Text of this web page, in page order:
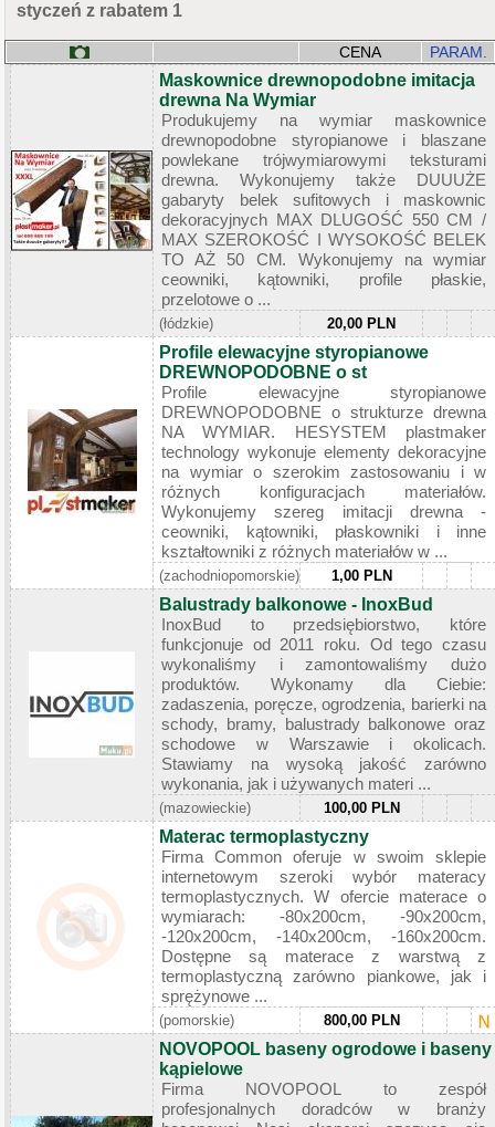
styczeń z rabatem 1
CENA PARAM.
Maskownice drewnopodobne imitacja
drewna Na Wymiar
Produkujemy na wymiar maskownice
drewnopodobne styropianowe i blaszane
powlekane trójwymiarowymi teksturami
drewna. Wykonujemy także DUUUŻE
gabaryty belek sufitowych i maskownic
dekoracyjnych MAX DLUGOŚĆ 550 CM /
MAX SZEROKOŚĆ I WYSOKOŚĆ BELEK
TO AŻ 50 CM. Wykonujemy na wymiar
ceowniki, kątowniki, profile płaskie,
przelotowe o ...
(łódzkie) 20,00 PLN
Profile elewacyjne styropianowe
DREWNOPODOBNE o st
Profile elewacyjne styropianowe
DREWNOPODOBNE o strukturze drewna
NA WYMIAR. HESYSTEM plastmaker
technology wykonuje elementy dekoracyjne
na wymiar o szerokim zastosowaniu i w
różnych konfiguracjach materiałów.
Wykonujemy szereg imitacji drewna -
ceowniki, kątowniki, płaskowniki i inne
kształtowniki z różnych materiałów w ...
(zachodniopomorskie) 1,00 PLN
Balustrady balkonowe - InoxBud
InoxBud to przedsiębiorstwo, które
funkcjonuje od 2011 roku. Od tego czasu
wykonaliśmy i zamontowaliśmy dużo
produktów. Wykonamy dla Ciebie:
zadaszenia, poręcze, ogrodzenia, barierki na
schody, bramy, balustrady balkonowe oraz
schodowe w Warszawie i okolicach.
Stawiamy na wysoką jakość zarówno
wykonania, jak i używanych materi ...
(mazowieckie) 100,00 PLN
Materac termoplastyczny
Firma Common oferuje w swoim sklepie
internetowym szeroki wybór materacy
termoplastycznych. W ofercie materace o
wymiarach: -80x200cm, -90x200cm,
-120x200cm, -140x200cm, -160x200cm.
Dostępne są materace z warstwą z
termoplastyczną zarówno piankowe, jak i
sprężynowe ...
(pomorskie) 800,00 PLN
NOVOPOOL baseny ogrodowe i baseny
kąpielowe
Firma NOVOPOOL to zespół
profesjonalnych doradców w branży